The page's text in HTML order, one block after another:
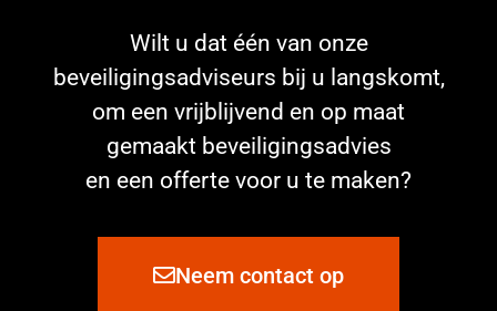
Wilt u dat één van onze
beveiligingsadviseurs bij u langskomt,
om een vrijblijvend en op maat
gemaakt beveiligingsadvies
en een offerte voor u te maken?
Neem contact op